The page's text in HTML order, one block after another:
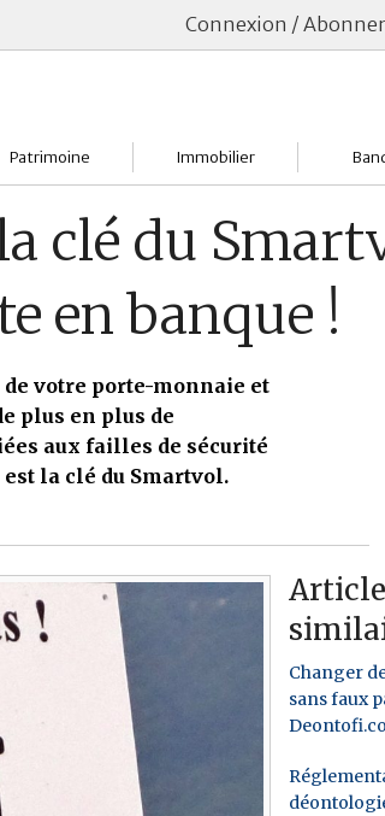
Connexion /
Patrimoine
Patrimoine
Gestion
& stratégie
Retraite
Transmission
Immobilier
Acheter
Investir
Location
Comptes
clé du
en banque !
votre porte-monnaie et
plus en plus de
aux failles de sécurité
la clé du Smartvol.
Changer
sans faux